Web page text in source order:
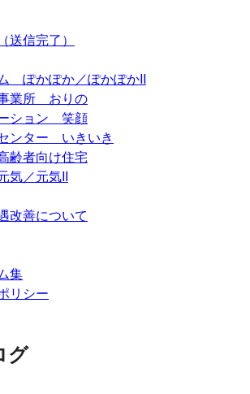
送信完了）
ぽかぽか／ぽかぽかII
業所 おりの
ション 笑顔
ンター いきいき
齢者向け住宅
気／元気II
改善について
集
リシー
グ